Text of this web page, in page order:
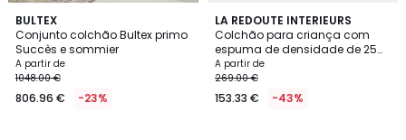
BULTEX
Conjunto colchão Bultex primo
Succès e sommier
A partir de
1048.00 €
806.96 € -23%
LA REDOUTE INTERIEURS
Colchão para criança com
espuma de densidade de 25
kg, firmeza elevada e conforto
macio
A partir de
269.00 €
153.33 € -43%
4,2
/ 5